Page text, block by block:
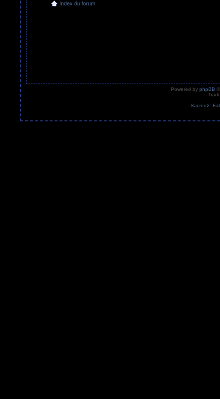
Index du forum
Powered by phpBB
Sacred2: